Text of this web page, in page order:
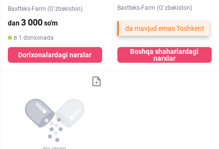
Baxtteks-Farm (O`zbekiston)
dan3 000so'm
в 1 dorixonada
Dorixonalardagi narxlar
Baxtteks-Farm (O`zbekiston)
da mavjud emas Toshkent
Boshqa shaharlardagi
narxlar